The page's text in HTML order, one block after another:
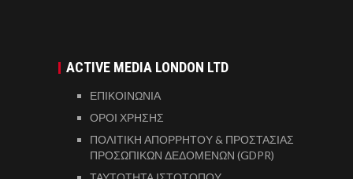
ACTIVE MEDIA LONDON LTD
ΕΠΙΚΟΙΝΩΝΙΑ
ΟΡΟΙ ΧΡΗΣΗΣ
ΠΟΛΙΤΙΚΗ ΑΠΟΡΡΗΤΟΥ & ΠΡΟΣΤΑΣΙΑΣ
ΠΡΟΣΩΠΙΚΩΝ ΔΕΔΟΜΕΝΩΝ (GDPR)